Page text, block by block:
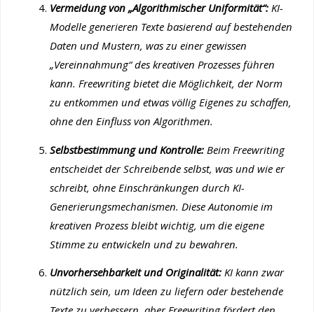
Vermeidung von „Algorithmischer Uniformität“: KI-
Modelle generieren Texte basierend auf bestehenden
Daten und Mustern, was zu einer gewissen
„Vereinnahmung“ des kreativen Prozesses führen
kann. Freewriting bietet die Möglichkeit, der Norm
zu entkommen und etwas völlig Eigenes zu schaffen,
ohne den Einfluss von Algorithmen.
Selbstbestimmung und Kontrolle: Beim Freewriting
entscheidet der Schreibende selbst, was und wie er
schreibt, ohne Einschränkungen durch KI-
Generierungsmechanismen. Diese Autonomie im
kreativen Prozess bleibt wichtig, um die eigene
Stimme zu entwickeln und zu bewahren.
Unvorhersehbarkeit und Originalität: KI kann zwar
nützlich sein, um Ideen zu liefern oder bestehende